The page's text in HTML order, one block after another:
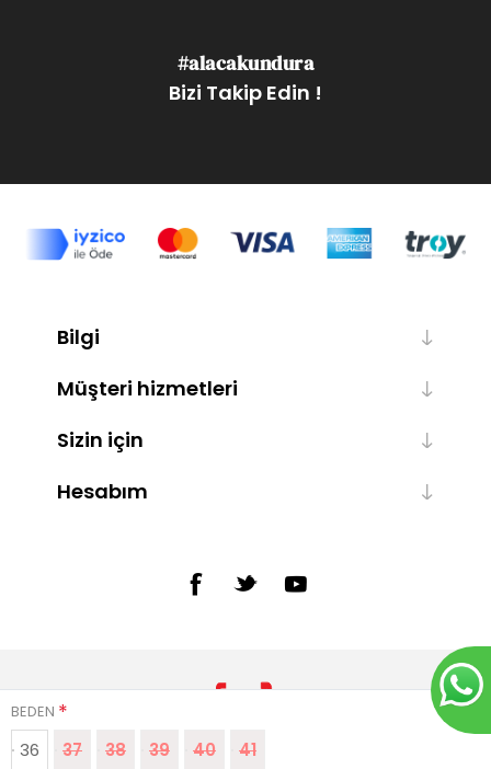
BEDEN *
36 37 38 39 40 41
#alacakundura
Bizi Takip Edin !
Bilgi
Müşteri hizmetleri
Sizin için
Hesabım